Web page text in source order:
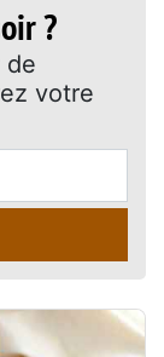
?
de
votre